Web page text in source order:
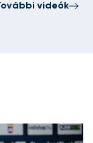
videók